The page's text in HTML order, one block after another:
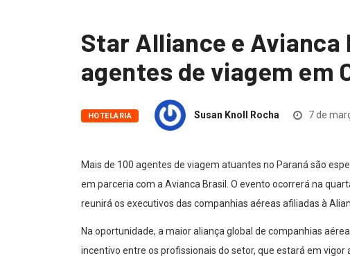
Star Alliance e
agentes de viagem em
HOTELARIA Susan Knoll Rocha 7 de
Mais de 100 agentes de viagem atuantes no Paraná são
em parceria com a Avianca Brasil. O evento ocorrerá na
reunirá os executivos das companhias aéreas afiliadas à
Na oportunidade, a maior aliança global de companhias
incentivo entre os profissionais do setor, que estará em vigor